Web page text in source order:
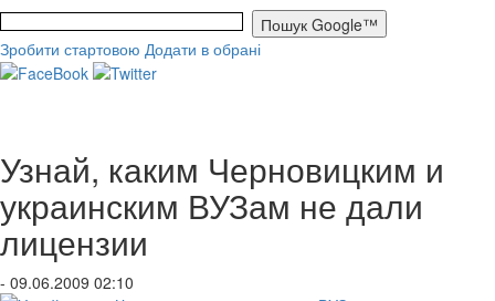
Зробити стартовою Додати в обрані
Узнай, каким Черновицким и
украинским ВУЗам не дали
лицензии
- 09.06.2009 02:10